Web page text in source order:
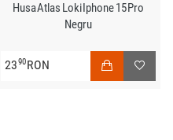
Husa Atlas Loki Iphone 15 Pro
Negru
2390RON